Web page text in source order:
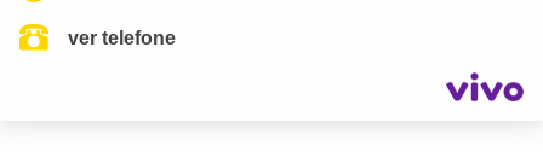
ver telefone